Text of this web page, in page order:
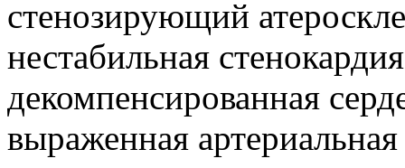
стенозирующий
нестабильная
декомпенсированная
выраженная